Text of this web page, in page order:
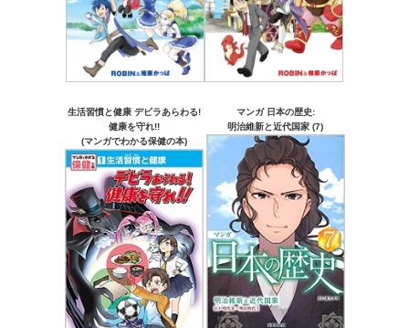
生活習慣と健康 デビラあらわる!
健康を守れ!!
(マンガでわかる保健の本)
マンガ 日本の歴史:
明治維新と近代国家 (7)